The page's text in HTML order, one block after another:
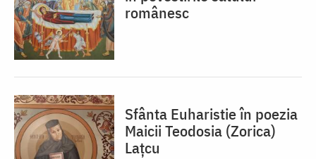
românesc
Sfânta Euharistie în poezia
Maicii Teodosia (Zorica)
Lațcu